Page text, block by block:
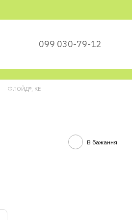
099 030-79-12
ФЛОЙД®, КЕ
В бажання